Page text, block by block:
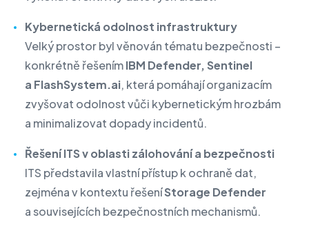
Kybernetická odolnost infrastruktury
Velký prostor byl věnován tématu bezpečnosti –
konkrétně řešenímIBM Defender, Sentinel
a FlashSystem.ai, která pomáhají organizacím
zvyšovat odolnost vůči kybernetickým hrozbám
a minimalizovat dopady incidentů.
Řešení ITS v oblasti zálohování a bezpečnosti
ITS představila vlastní přístup k ochraně dat,
zejména v kontextu řešeníStorage Defender
a souvisejících bezpečnostních mechanismů.